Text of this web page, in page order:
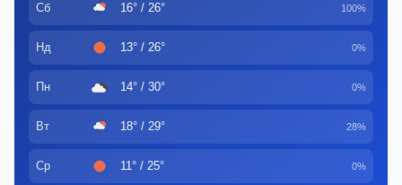
Сб 16° / 26° 100%
Нд 13° / 26° 0%
Пн 14° / 30° 0%
Вт 18° / 29° 28%
Ср 11° / 25° 0%